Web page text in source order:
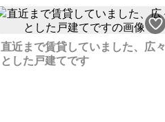
直近まで賃貸していました、広々
とした戸建てです